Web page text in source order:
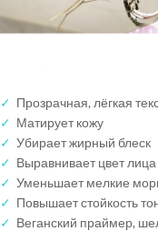
✓ Прозрачная, лёгкая
✓ Матирует кожу
✓ Убирает жирный блеск
✓ Выравнивает цвет лица
✓ Уменьшает мелкие
✓ Повышает стойкость
✓ Веганский праймер,